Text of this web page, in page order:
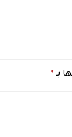
بـ *